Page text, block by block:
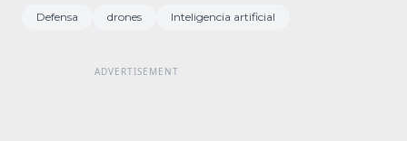
Defensa drones Inteligencia artificial